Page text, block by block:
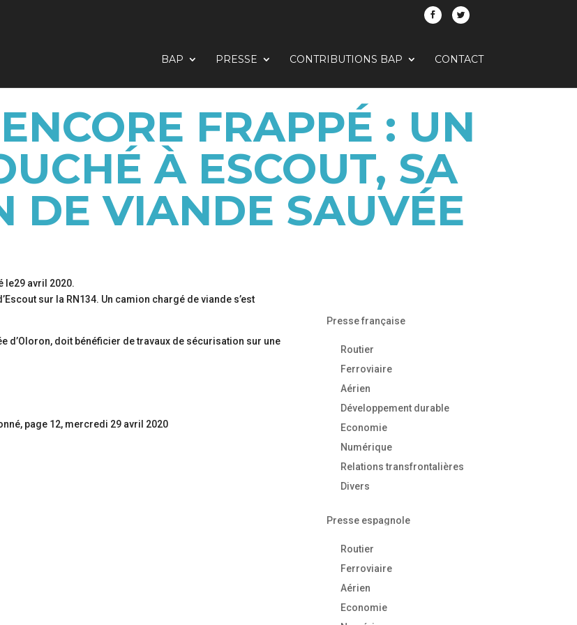
BAP PRESSE CONTRIBUTIONS BAP CONTACT
FRAPPÉ : UN
À ESCOUT, SA
DE VIANDE SAUVÉE
le29 avril 2020.
sur la RN134. Un camion chargé de viande s’est
d’Oloron, doit bénéficier de travaux de sécurisation sur une
page 12, mercredi 29 avril 2020
Presse française
Routier
Ferroviaire
Aérien
Développement durable
Economie
Numérique
Relations transfrontalières
Divers
Presse espagnole
Routier
Ferroviaire
Aérien
Economie